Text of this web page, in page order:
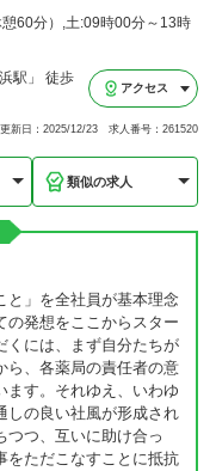
60分）,土:09時00分～13時
駅」 徒歩
アクセス
更新日：2025/12/23 求人番号：261520
類似の求人
と」を全社員が基本理念
の発想をここからスター
くには、まず自分たちが
ら、各薬局の責任者の意
ます。それゆえ、いわゆ
しの良い社風が形成され
つつ、互いに助け合っ
をただこなすことに抵抗